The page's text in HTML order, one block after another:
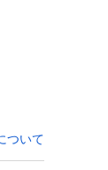
ついて